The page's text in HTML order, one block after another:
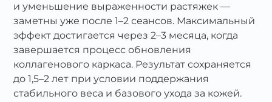
и уменьшение выраженности растяжек —
заметны уже после 1–2 сеансов. Максимальный
эффект достигается через 2–3 месяца, когда
завершается процесс обновления
коллагенового каркаса. Результат сохраняется
до 1,5–2 лет при условии поддержания
стабильного веса и базового ухода за кожей.